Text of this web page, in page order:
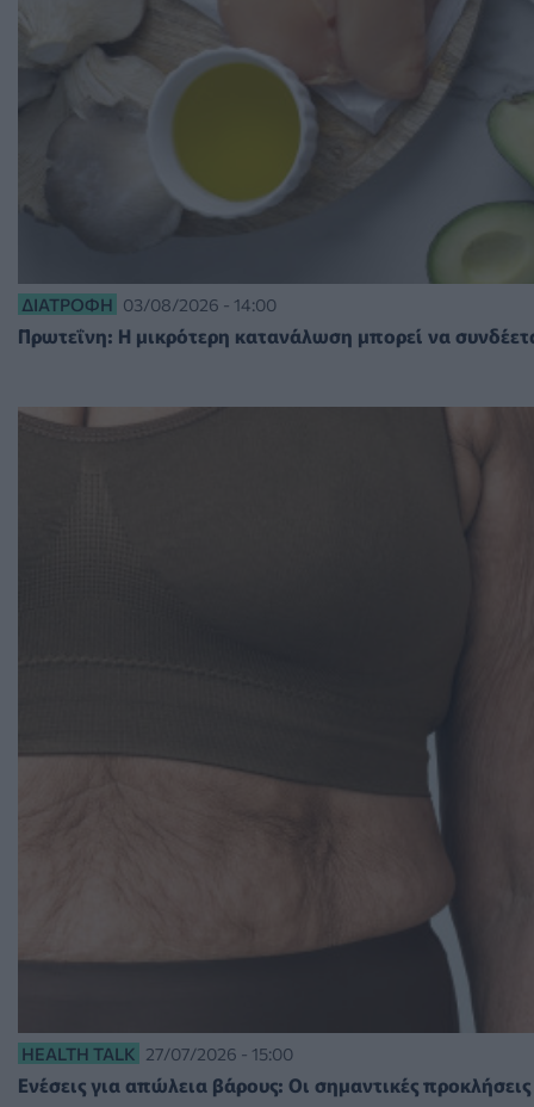
ΔΙΑΤΡΟΦΉ 03/08/2026 - 14:00
Πρωτεΐνη: Η μικρότερη κατανάλωση μπορεί να
HEALTH TALK 27/07/2026 - 15:00
Ενέσεις για απώλεια βάρους: Οι σημαντικές